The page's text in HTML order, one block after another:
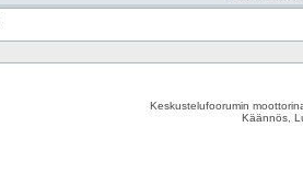
Keskustelufoorumin
Käännös,